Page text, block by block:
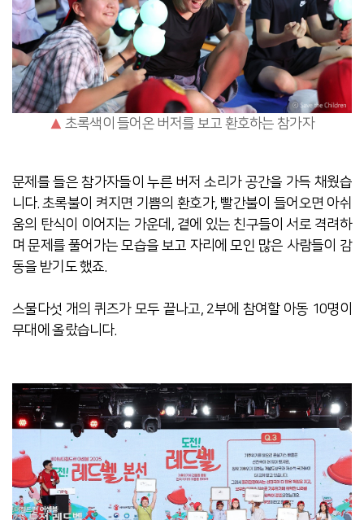
▲ 초록색이 들어온 버저를 보고 환호하는 참가자
문제를 들은 참가자들이 누른 버저 소리가 공간을 가득 채웠습
니다. 초록불이 켜지면 기쁨의 환호가, 빨간불이 들어오면 아쉬
움의 탄식이 이어지는 가운데, 곁에 있는 친구들이 서로 격려하
며 문제를 풀어가는 모습을 보고 자리에 모인 많은 사람들이 감
동을 받기도 했죠.
스물다섯 개의 퀴즈가 모두 끝나고, 2부에 참여할 아동 10명이
무대에 올랐습니다.